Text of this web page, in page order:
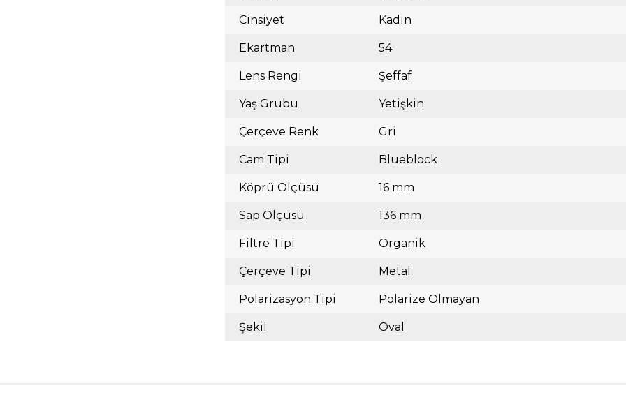
Cinsiyet Kadın
Ekartman 54
Lens Rengi Şeffaf
Yaş Grubu Yetişkin
Çerçeve Renk Gri
Cam Tipi Blueblock
Köprü Ölçüsü 16 mm
Sap Ölçüsü 136 mm
Filtre Tipi Organik
Çerçeve Tipi Metal
Polarizasyon Tipi Polarize Olmayan
Şekil Oval